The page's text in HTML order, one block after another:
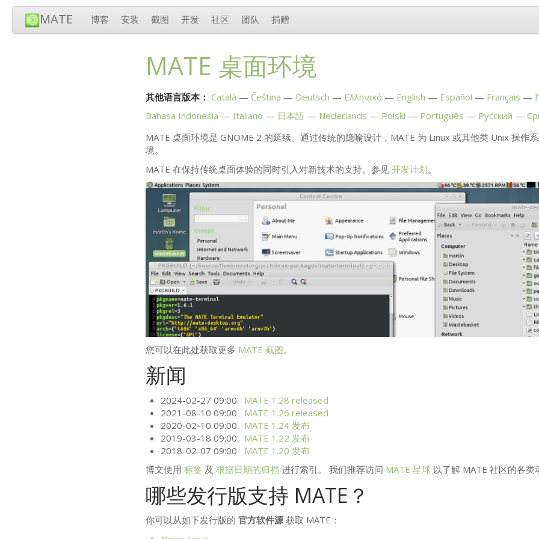
MATE 博客 安装 截图 开发 社区 团队 捐赠
MATE 桌面环境
其他语言版本： Català Čeština Deutsch Ελληνικά English Español Français
Bahasa Indonesia
Italiano 日本語 Nederlands Polski Português Русский
MATE 桌面环境是 GNOME 2 的延续。通过传统的隐喻设计， MATE 为 Linux 或其他类 Unix 操作
境。
MATE 在保持传统桌面体验的同时引入对新技术的支持。参见 开发计划。
您可以在此处获取更多 MATE 截图。
新闻
2024-02-27 09:00 MATE 1.28 released
2021-08-10 09:00 MATE 1.26 released
2020-02-10 09:00 MATE 1.24 发布
2019-03-18 09:00 MATE 1.22 发布
2018-02-07 09:00 MATE 1.20 发布
博文使用 标签及 根据日期的归档 进行索引。 我们推荐访问 MATE 星球 以了解 MATE 社区的各类
哪些发行版支持 MATE ？
你可以从如下发行版的 官方软件源获取 MATE ：